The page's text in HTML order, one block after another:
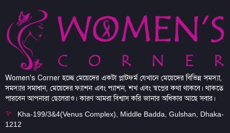
Women's Corner হচ্ছে মেয়েদের একটা প্লাটফর্ম যেখানে মেয়েদের বিভিন্ন সমস্যা,
সমস্যার সমাধান, মেয়েদের ফ্যাশন এবং প্যাশন, শখ এবং স্বপ্নের কথা থাকবে। থাকতে
পারবেন আপনারা ছেলেরাও। কারণ আমরা বিশ্বাস করি জানার অধিকার আছে সবার।
Kha-199/3&4(Venus Complex), Middle Badda, Gulshan, Dhaka-
1212